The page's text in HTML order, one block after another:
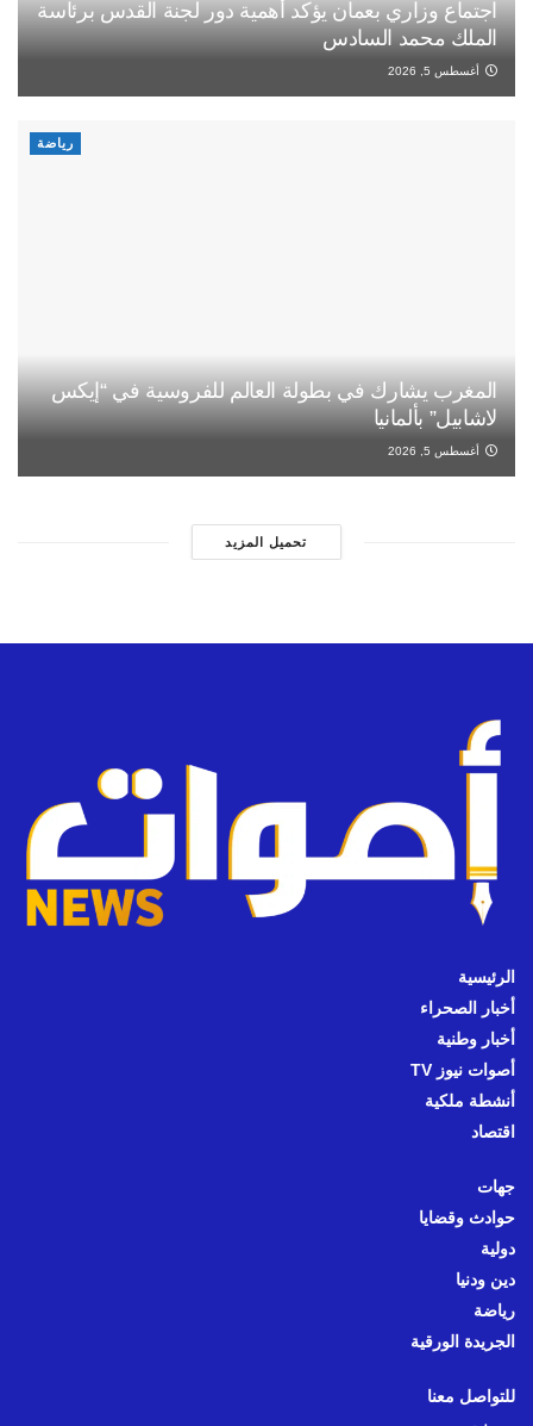
اجتماع وزاري بعمان يؤكد أهمية دور لجنة القدس برئاسة
الملك محمد السادس
أغسطس 5, 2026
رياضة
المغرب يشارك في بطولة العالم للفروسية في “إيكس
لاشابيل” بألمانيا
أغسطس 5, 2026
تحميل المزيد
الرئيسية
أخبار الصحراء
أخبار وطنية
أصوات نيوز TV
أنشطة ملكية
اقتصاد
جهات
حوادث وقضايا
دولية
دين ودنيا
رياضة
الجريدة الورقية
للتواصل معنا